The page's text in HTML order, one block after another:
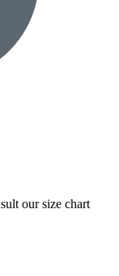
our size chart